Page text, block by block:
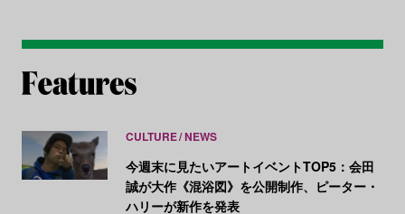
CULTURE NEWS
今週末に見たいアートイベントTOP5：会田
誠が大作《混浴図》を公開制作、ピーター・
ハリーが新作を発表